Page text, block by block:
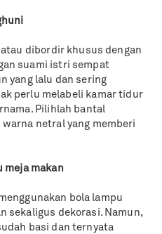
dibordir khusus dengan
suami istri sempat
yang lalu dan sering
perlu melabeli kamar tidur
Pilihlah bantal
netral yang memberi
meja makan
bola lampu
sekaligus dekorasi. Namun,
basi dan ternyata